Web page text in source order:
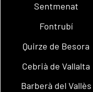
Sentmenat
Fontrubí
Quirze de Besora
Cebrià de Vallalta
Barberà del Vallès